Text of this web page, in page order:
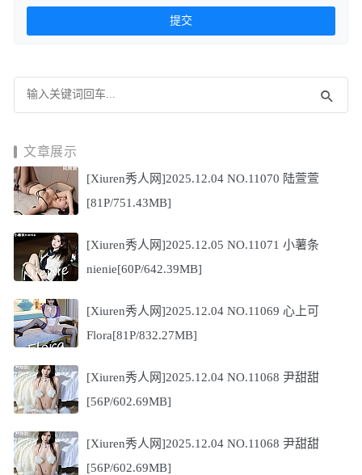
文章展示
[Xiuren秀人网]2025.12.04 NO.11070 陆萱萱
[81P/751.43MB]
[Xiuren秀人网]2025.12.05 NO.11071 小薯条
nienie[60P/642.39MB]
[Xiuren秀人网]2025.12.04 NO.11069 心上可
Flora[81P/832.27MB]
[Xiuren秀人网]2025.12.04 NO.11068 尹甜甜
[56P/602.69MB]
[Xiuren秀人网]2025.12.04 NO.11068 尹甜甜
[56P/602.69MB]